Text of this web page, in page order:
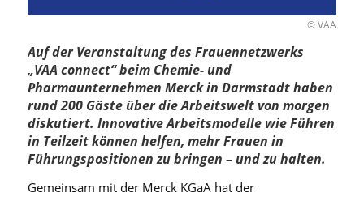
© VAA
Auf der Veranstaltung des Frauennetzwerks
„VAA connect“ beim Chemie- und
Pharmaunternehmen Merck in Darmstadt haben
rund 200 Gäste über die Arbeitswelt von morgen
diskutiert. Innovative Arbeitsmodelle wie Führen
in Teilzeit können helfen, mehr Frauen in
Führungspositionen zu bringen – und zu halten.
Gemeinsam mit der Merck KGaA hat der